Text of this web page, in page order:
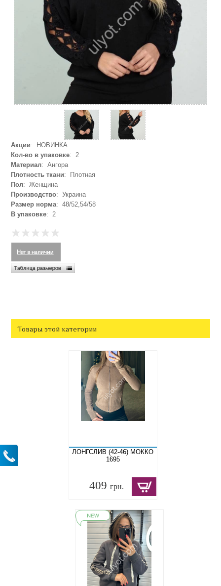
Акции: НОВИНКА
Кол-во в упаковке: 2
Материал: Ангора
Плотность ткани: Плотная
Пол: Женщина
Производство: Украина
Размер норма: 48/52,54/58
В упаковке: 2
Товары этой категории
ЛОНГСЛИВ (42-46) МОККО
1695
409 грн.